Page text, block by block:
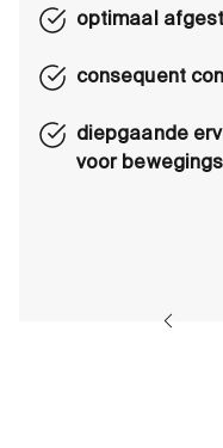
optimaal
consequent
diepgaande
voor